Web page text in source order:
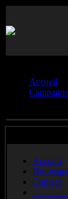
Accueil
Accueil
Contact